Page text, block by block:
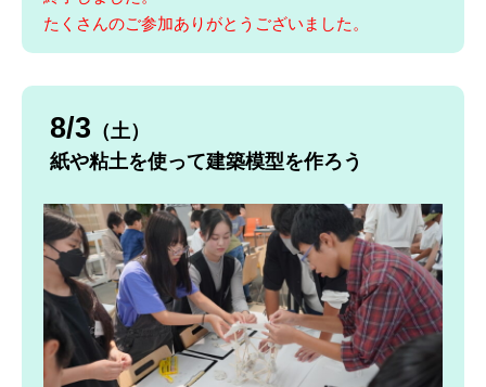
たくさんのご参加ありがとうございました。
8/3 （土）
紙や粘土を使って建築模型を作ろう